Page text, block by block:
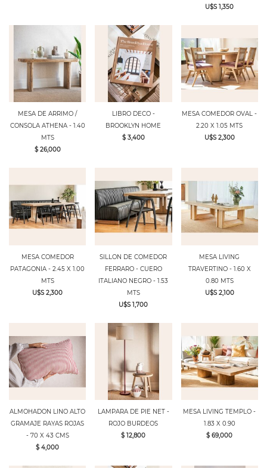
U$S 1,350
MESA DE ARRIMO /
CONSOLA ATHENA - 1.40
MTS
$ 26,000
LIBRO DECO -
BROOKLYN HOME
$ 3,400
MESA COMEDOR OVAL -
2.20 X 1.05 MTS
U$S 2,300
MESA COMEDOR
PATAGONIA - 2.45 X 1.00
MTS
U$S 2,300
SILLON DE COMEDOR
FERRARO - CUERO
ITALIANO NEGRO - 1.53
MTS
U$S 1,700
MESA LIVING
TRAVERTINO - 1.60 X
0.80 MTS
U$S 2,100
ALMOHADON LINO ALTO
GRAMAJE RAYAS ROJAS
- 70 X 43 CMS
$ 4,000
LAMPARA DE PIE NET -
ROJO BURDEOS
$ 12,800
MESA LIVING TEMPLO -
1.83 X 0.90
$ 69,000